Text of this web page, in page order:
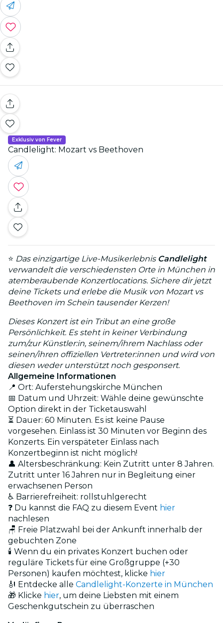
Exklusiv von Fever
Candlelight: Mozart vs Beethoven
⭐ Das einzigartige Live-Musikerlebnis Candlelight
verwandelt die verschiedensten Orte in München in
atemberaubende Konzertlocations. Sichere dir jetzt
deine Tickets und erlebe die Musik von Mozart vs
Beethoven im Schein tausender Kerzen!
Dieses Konzert ist ein Tribut an eine große
Persönlichkeit. Es steht in keiner Verbindung
zum/zur Künstler:in, seinem/ihrem Nachlass oder
seinen/ihren offiziellen Vertreter:innen und wird von
diesen weder unterstützt noch gesponsert.
Allgemeine Informationen
📍 Ort: Auferstehungskirche München
📅 Datum und Uhrzeit: Wähle deine gewünschte
Option direkt in der Ticketauswahl
⏳ Dauer: 60 Minuten. Es ist keine Pause
vorgesehen. Einlass ist 30 Minuten vor Beginn des
Konzerts. Ein verspäteter Einlass nach
Konzertbeginn ist nicht möglich!
👤 Altersbeschränkung: Kein Zutritt unter 8 Jahren.
Zutritt unter 16 Jahren nur in Begleitung einer
erwachsenen Person
♿ Barrierefreiheit: rollstuhlgerecht
❓ Du kannst die FAQ zu diesem Event hier
nachlesen
🪑 Freie Platzwahl bei der Ankunft innerhalb der
gebuchten Zone
🕯️ Wenn du ein privates Konzert buchen oder
reguläre Tickets für eine Großgruppe (+30
Personen) kaufen möchtest, klicke hier
🎻 Entdecke alle Candlelight-Konzerte in München
🎁 Klicke hier, um deine Liebsten mit einem
Geschenkgutschein zu überraschen